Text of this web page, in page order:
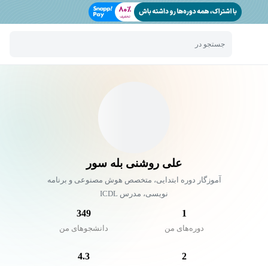
جستجو در
علی روشنی بله سور
آموزگار دوره ابتدایی، متخصص هوش مصنوعی و برنامه
نویسی، مدرس ICDL
1
دوره‌های من
349
دانشجو‌های من
2
4.3